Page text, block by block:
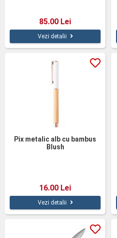
85.00 Lei
Vezi detalii
Pix metalic alb cu bambus
Blush
16.00 Lei
Vezi detalii